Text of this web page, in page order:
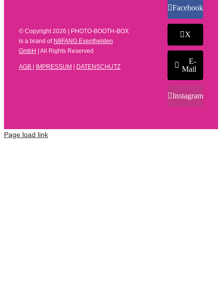
© Copyright 2026 | PHOTO-BOOTH-BOX
is a brand of N8FANG Eventhelden
GmbH | All Rights Reserved
AGB | IMPRESSUM | DATENSCHUTZ
Facebook
X
E-
Mail
Instagram
Page load link